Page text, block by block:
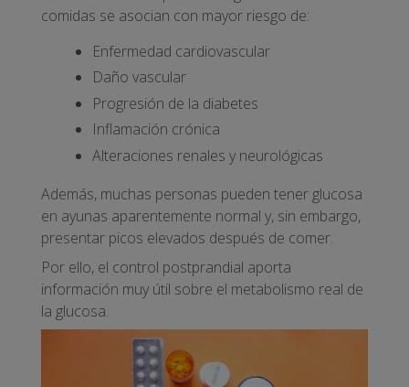
comidas se asocian con mayor riesgo de:
Enfermedad cardiovascular
Daño vascular
Progresión de la diabetes
Inflamación crónica
Alteraciones renales y neurológicas
Además, muchas personas pueden tener glucosa
en ayunas aparentemente normal y, sin embargo,
presentar picos elevados después de comer.
Por ello, el control postprandial aporta
información muy útil sobre el metabolismo real de
la glucosa.